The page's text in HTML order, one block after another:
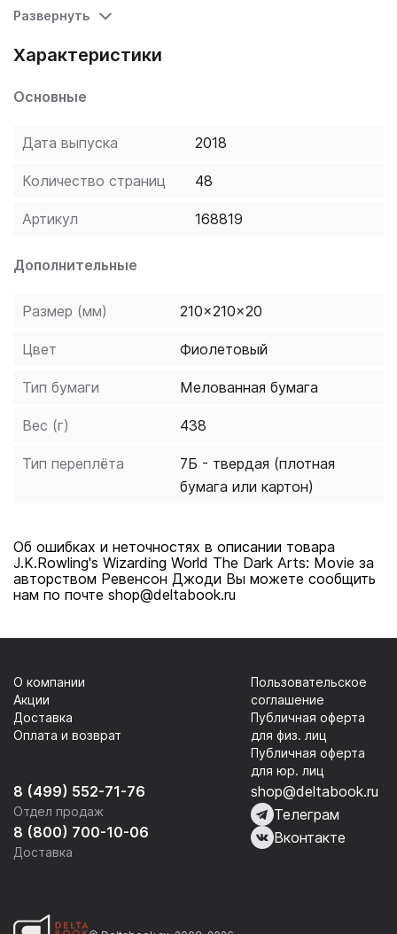
heroes who rise up to combat them - fr om
the Hogwarts Defence Against the Dark Arts class and
filled with removable artefacts, such as 'wanted'
all about Voldemort, Death Eaters, Horcruxes, the
Obscurus and more in this collectable movie scrapbook
- packed with info, inserts and images from the Harry
Potter and Fantastic Beasts and Wh ere To Find Them
Развернуть
Характеристики
Основные
Дата выпуска 2018
Количество страниц 48
Артикул 168819
Дополнительные
Размер (мм) 210x210x20
Цвет Фиолетовый
Тип бумаги Мелованная бумага
Вес (г) 438
Тип переплёта
7Б - твердая (плотная
бумага или картон)
Об ошибках и неточностях в описании товара
J.K.Rowling's Wizarding World The Dark Arts: Movie за
авторством Ревенсон Джоди Вы можете сообщить
нам по почте shop@deltabook.ru
8 (499) 552-71-76
Отдел продаж
8 (800) 700-10-06
Доставка
О компании
Акции
Доставка
Оплата и возврат
Пользовательское
соглашение
Публичная оферта
для физ. лиц
Публичная оферта
для юр. лиц
shop@deltabook.ru
Телеграм
Вконтакте